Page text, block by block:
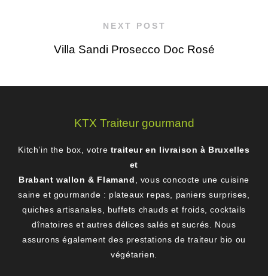
NEXT POST
Villa Sandi Prosecco Doc Rosé
KTX Traiteur gourmand
Kitch’in the box, votre traiteur en livraison à Bruxelles
et
Brabant wallon & Flamand , vous concocte une cuisine
saine et gourmande : plateaux repas, paniers surprises,
quiches artisanales, buffets chauds et froids, cocktails
dînatoires et autres délices salés et sucrés. Nous
assurons également des prestations de traiteur bio ou
végétarien.